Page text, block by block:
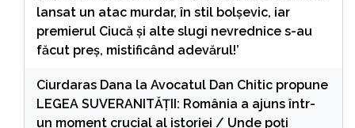
lansat un atac murdar, în stil bolșevic, iar
premierul Ciucă și alte slugi nevrednice s-au
făcut preș, mistificând adevărul!’
Ciurdaras Dana la Avocatul Dan Chitic propune
LEGEA SUVERANITĂȚII: România a ajuns într-
un moment crucial al istoriei / Unde poți